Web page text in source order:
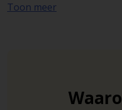
Parkhaus
Toon meer